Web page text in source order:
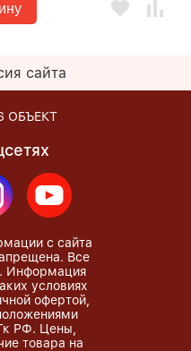
сайта
ОБЪЕКТ
с сайта
Все
Информация
условиях
офертой,
РФ. Цены,
товара на